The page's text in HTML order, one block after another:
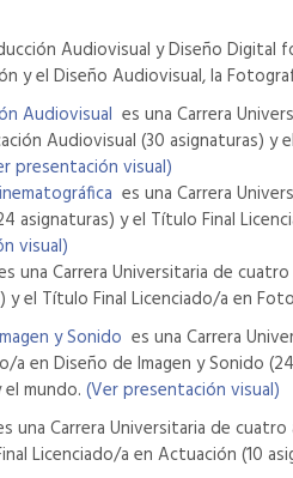
Audiovisual y Diseño
y el Diseño Audiovisual, la
Audiovisual es una Carrera
Audiovisual (30 asignaturas) y
presentación visual)
es una Carrera
asignaturas) y el Título Final
visual)
una Carrera Universitaria de
y el Título Final Licenciado/a en
y Sonido es una Carrera
a en Diseño de Imagen y Sonido
mundo. (Ver presentación visual)
una Carrera Universitaria de
Licenciado/a en Actuación (10